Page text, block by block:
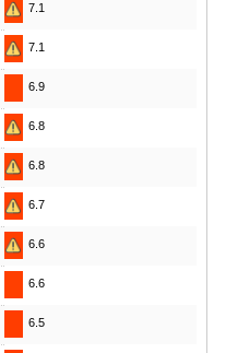
7.1
7.1
6.9
6.8
6.8
6.7
6.6
6.6
6.5